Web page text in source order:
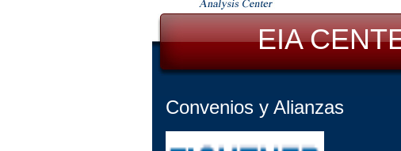
EIA
Convenios y Alianzas